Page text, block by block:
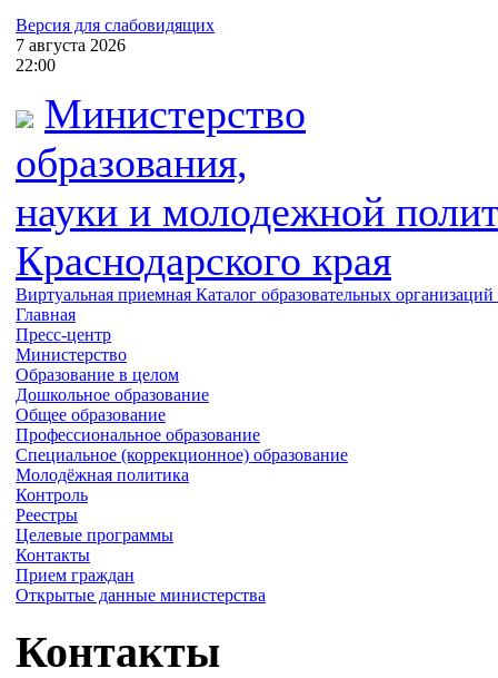
Версия для слабовидящих
7 августа 2026
22:00
Министерство
образования,
науки и молодежной
Краснодарского края
Виртуальная приемная Каталог образовательных организаций
Главная
Пресс-центр
Министерство
Образование в целом
Дошкольное образование
Общее образование
Профессиональное образование
Специальное (коррекционное) образование
Молодёжная политика
Контроль
Реестры
Целевые программы
Контакты
Прием граждан
Открытые данные министерства
Контакты